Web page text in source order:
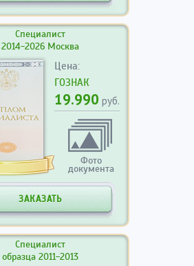
Специалист
2014-2026 Москва
Цена:
ГОЗНАК
19.990 руб.
Фото
документа
ЗАКАЗАТЬ
Специалист
образца 2011-2013